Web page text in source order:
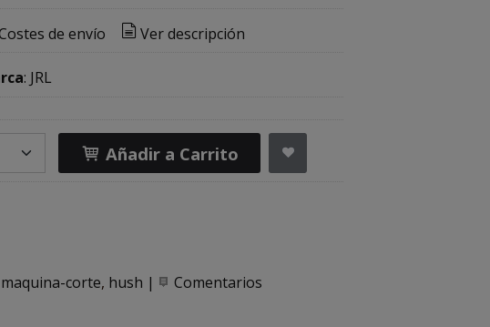
de envío Ver descripción
: JRL
Añadir a Carrito
maquina-corte hush | Comentarios